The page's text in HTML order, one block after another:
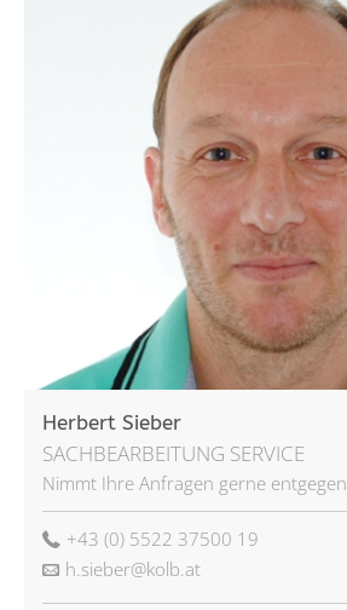
Herbert Sieber
SACHBEARBEITUNG SERVICE
Nimmt Ihre Anfragen gerne entgegen
+43 (0) 5522 37500 19
h.sieber@kolb.at